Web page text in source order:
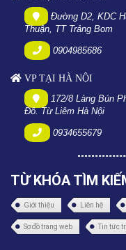
Đường D2, KDC
Thuận, TT Trảng Bom
0904985686
VP TẠI HÀ NỘI
172/8 Làng Bún
Đô. Từ Liêm Hà Nội
0934655679
TỪ KHÓA TÌM
Giới thiệu Liên hệ
Sơ đồ trang web Tin tức